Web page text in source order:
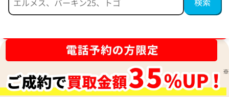
シルバー金具
73,000円
2026年3月17日時点
ゴールド金具
68,000円
2026年6月3日時点